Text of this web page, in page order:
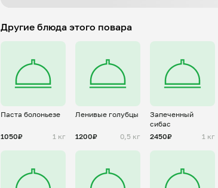
Другие блюда этого повара
Паста болоньезе
1050₽ 1 кг
Ленивые голубцы
1200₽ 0,5 кг
Запеченный
сибас
2450₽
1 кг